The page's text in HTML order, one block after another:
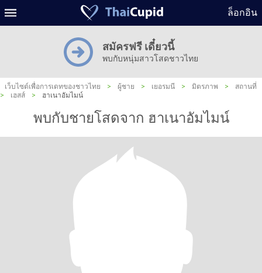
ล็อกอิน
สมัครฟรี เดี๋ยวนี้
พบกับหนุ่มสาวโสดชาวไทย
เว็บไซต์เพื่อการเดทของชาวไทย > ผู้ชาย > เยอรมนี > มิตรภาพ >
สถานที่
>
เฮสส์ > ฮาเนาอัมไมน์
พบกับชายโสดจาก ฮาเนาอัมไมน์